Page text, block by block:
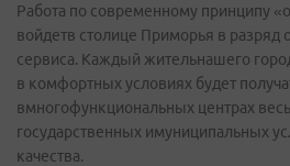
Работа по современному принципу
войдетв столице Приморья в разряд
сервиса. Каждый жительнашего
в комфортных условиях будет
вмногофункциональных центрах
государственных имуниципальных
качества.